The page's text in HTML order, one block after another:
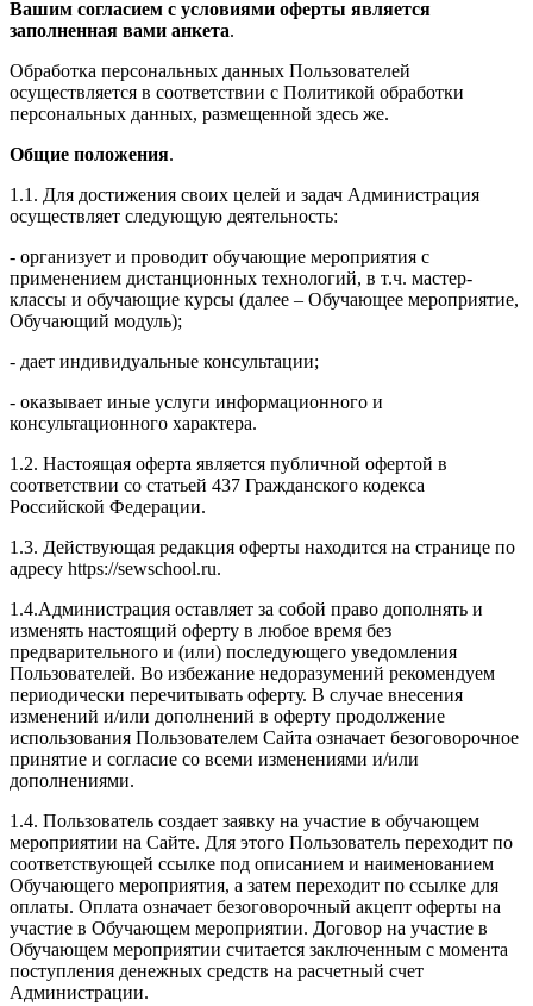
Вашим согласием с условиями оферты является
заполненная вами анкета.
Обработка персональных данных Пользователей
осуществляется в соответствии с Политикой обработки
персональных данных, размещенной здесь же.
Общие положения.
1.1. Для достижения своих целей и задач Администрация
осуществляет следующую деятельность:
- организует и проводит обучающие мероприятия с
применением дистанционных технологий, в т.ч. мастер-
классы и обучающие курсы (далее – Обучающее мероприятие,
Обучающий модуль);
- дает индивидуальные консультации;
- оказывает иные услуги информационного и
консультационного характера.
1.2. Настоящая оферта является публичной офертой в
соответствии со статьей 437 Гражданского кодекса
Российской Федерации.
1.3. Действующая редакция оферты находится на странице по
адресу https://sewschool.ru.
1.4.Администрация оставляет за собой право дополнять и
изменять настоящий оферту в любое время без
предварительного и (или) последующего уведомления
Пользователей. Во избежание недоразумений рекомендуем
периодически перечитывать оферту. В случае внесения
изменений и/или дополнений в оферту продолжение
использования Пользователем Сайта означает безоговорочное
принятие и согласие со всеми изменениями и/или
дополнениями.
1.4. Пользователь создает заявку на участие в обучающем
мероприятии на Сайте. Для этого Пользователь переходит по
соответствующей ссылке под описанием и наименованием
Обучающего мероприятия, а затем переходит по ссылке для
оплаты. Оплата означает безоговорочный акцепт оферты на
участие в Обучающем мероприятии. Договор на участие в
Обучающем мероприятии считается заключенным с момента
поступления денежных средств на расчетный счет
Администрации.